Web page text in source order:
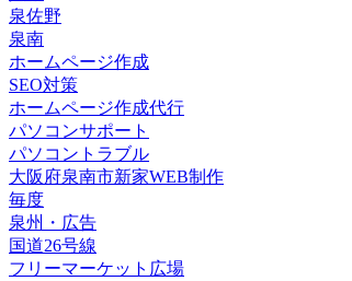
泉佐野
泉南
ホームページ作成
SEO対策
ホームページ作成代行
パソコンサポート
パソコントラブル
大阪府泉南市新家WEB制作
毎度
泉州・広告
国道26号線
フリーマーケット広場